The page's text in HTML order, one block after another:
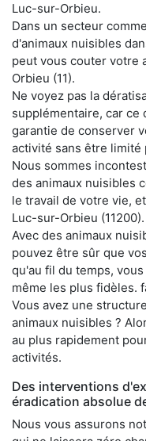
Luc-sur-Orbieu.
Dans un secteur
d'animaux nuisibles
peut vous couter votre
Orbieu (11).
Ne voyez pas la
supplémentaire, car ce
garantie de conserver
activité sans être limité
Nous sommes
des animaux nuisibles
le travail de votre vie,
Luc-sur-Orbieu (11200).
Avec des animaux
pouvez être sûr que
qu'au fil du temps,
même les plus fidèles.
Vous avez une
animaux nuisibles ?
au plus rapidement
activités.
Des interventions
éradication absolue
Nous vous assurons